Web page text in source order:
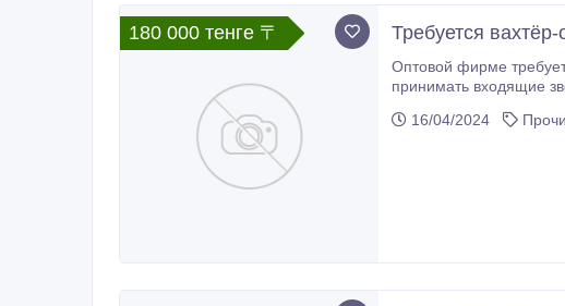
180 000 тенге 〒 Требуется
Оптовой фирме требуется вахтёр-
принимать входящие звонки, заполнять журнал, провожать людей. График работы 5/2 или 2/2. В месяц
16/04/2024